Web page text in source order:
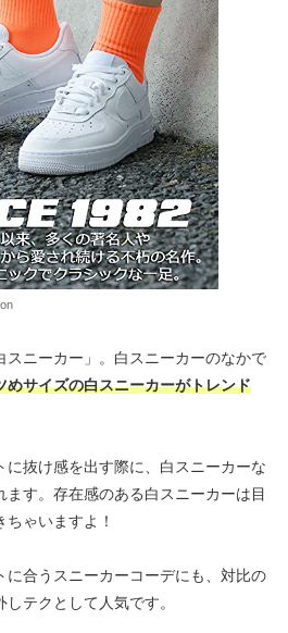
スニーカー」。白スニーカーのなかで
めサイズの白スニーカーがトレンド
に抜け感を出す際に、白スニーカーな
ます。存在感のある白スニーカーは目
ゃいますよ！
に合うスニーカーコーデにも、対比の
テクとして人気です。